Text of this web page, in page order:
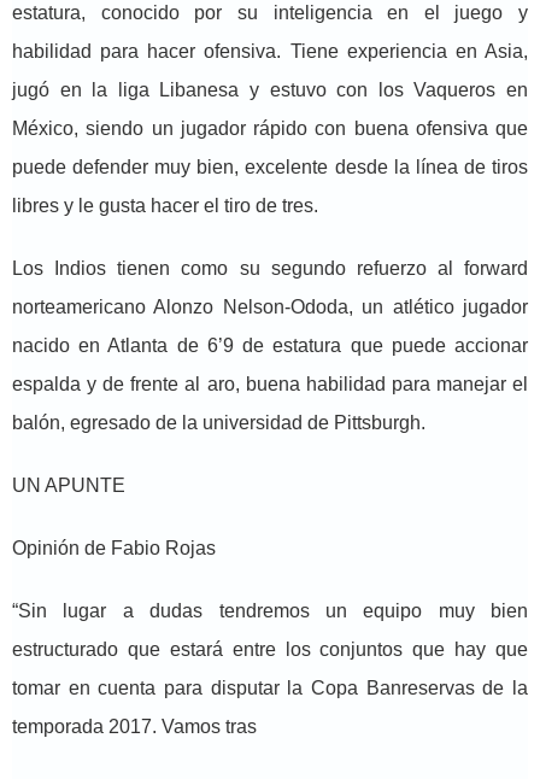
estatura, conocido por su inteligencia en el juego y
habilidad para hacer ofensiva. Tiene experiencia en Asia,
jugó en la liga Libanesa y estuvo con los Vaqueros en
México, siendo un jugador rápido con buena ofensiva que
puede defender muy bien, excelente desde la línea de tiros
libres y le gusta hacer el tiro de tres.
Los Indios tienen como su segundo refuerzo al forward
norteamericano Alonzo Nelson-Ododa, un atlético jugador
nacido en Atlanta de 6’9 de estatura que puede accionar
espalda y de frente al aro, buena habilidad para manejar el
balón, egresado de la universidad de Pittsburgh.
UN APUNTE
Opinión de Fabio Rojas
“Sin lugar a dudas tendremos un equipo muy bien
estructurado que estará entre los conjuntos que hay que
tomar en cuenta para disputar la Copa Banreservas de la
temporada 2017. Vamos tras